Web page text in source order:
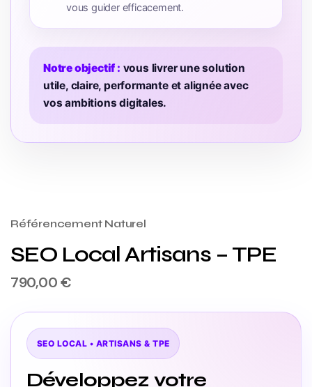
vous guider efficacement.
Notre objectif : vous livrer une solution
utile, claire, performante et alignée avec
vos ambitions digitales.
Référencement Naturel
SEO Local Artisans – TPE
790,00€
SEO LOCAL • ARTISANS & TPE
Développez votre